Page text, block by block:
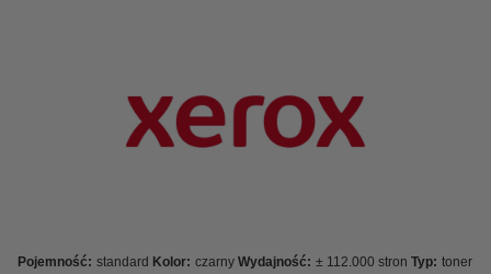
Pojemność: standard Kolor: czarny Wydajność: ± 112.000 stron Typ: toner